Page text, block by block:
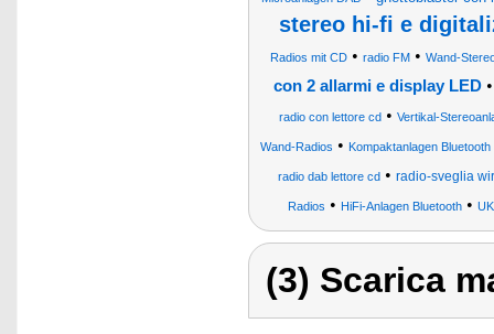
stereo hi-fi e
Radios mit CD • radio FM • Wand-
con 2 allarmi e display LED
radio con lettore cd• Vertikal-
Wand-Radios • Kompaktanlagen Bluetooth
radio dab lettore cd • radio-sveglia
Radios • HiFi-Anlagen Bluetooth •
(3) Scarica